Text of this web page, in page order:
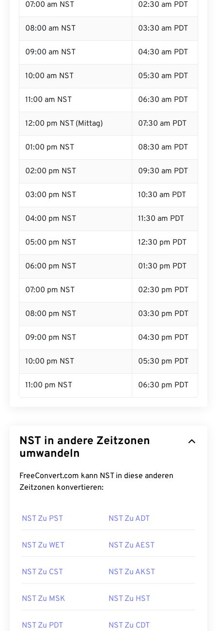
07:00 am NST 02:30 am PDT
08:00 am NST 03:30 am PDT
09:00 am NST 04:30 am PDT
10:00 am NST 05:30 am PDT
11:00 am NST 06:30 am PDT
12:00 pm NST (Mittag) 07:30 am PDT
01:00 pm NST 08:30 am PDT
02:00 pm NST 09:30 am PDT
03:00 pm NST 10:30 am PDT
04:00 pm NST 11:30 am PDT
05:00 pm NST 12:30 pm PDT
06:00 pm NST 01:30 pm PDT
07:00 pm NST 02:30 pm PDT
08:00 pm NST 03:30 pm PDT
09:00 pm NST 04:30 pm PDT
10:00 pm NST 05:30 pm PDT
11:00 pm NST 06:30 pm PDT
NST in andere Zeitzonen
umwandeln
FreeConvert.com kann NST in diese anderen
Zeitzonen konvertieren:
NST Zu PST NST Zu ADT
NST Zu WET NST Zu AEST
NST Zu CST NST Zu AKST
NST Zu MSK NST Zu HST
NST Zu PDT NST Zu CDT